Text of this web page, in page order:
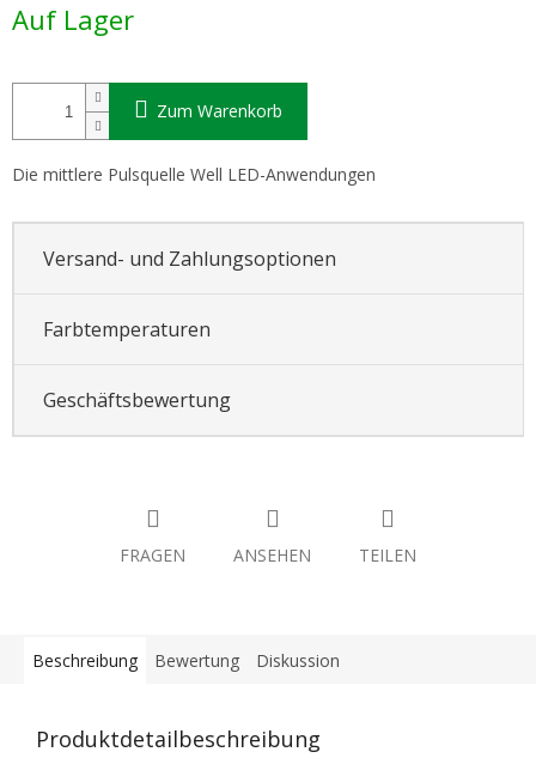
Auf Lager
Zum Warenkorb
Die mittlere Pulsquelle Well LED-Anwendungen
Versand- und Zahlungsoptionen
Farbtemperaturen
Geschäftsbewertung
FRAGEN ANSEHEN TEILEN
Beschreibung Bewertung Diskussion
Produktdetailbeschreibung